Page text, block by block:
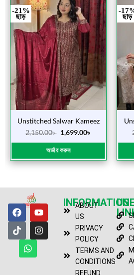
-21%
ছাড়
Unstitched Salwar Kameez
(Vipul Merun)
2,150.00৳ 1,699.00৳
অর্ডার করুন
-
ছাড়
INFORMATION
ABOUT
US
PRIVACY
POLICY
TERMS AND
CONDITIONS
REFUND